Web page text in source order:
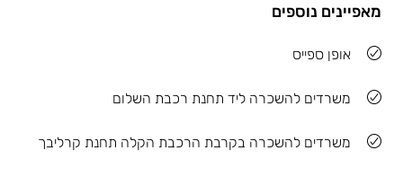
מאפיינים נוספים
אופן ספייס
משרדים להשכרה ליד תחנת רכבת השלום
משרדים להשכרה בקרבת הרכבת הקלה תחנת קרליבך